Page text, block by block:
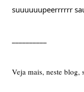
suuuuuupeerrrrrr
Veja mais, neste blog,